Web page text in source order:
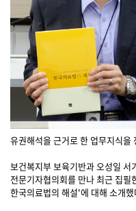
유권해석을 근거로 한 업무지식을
보건복지부 보육기반과 오성일 서
전문기자협의회를 만나 최근 집
한국의료법의 해설'에 대해 소개했